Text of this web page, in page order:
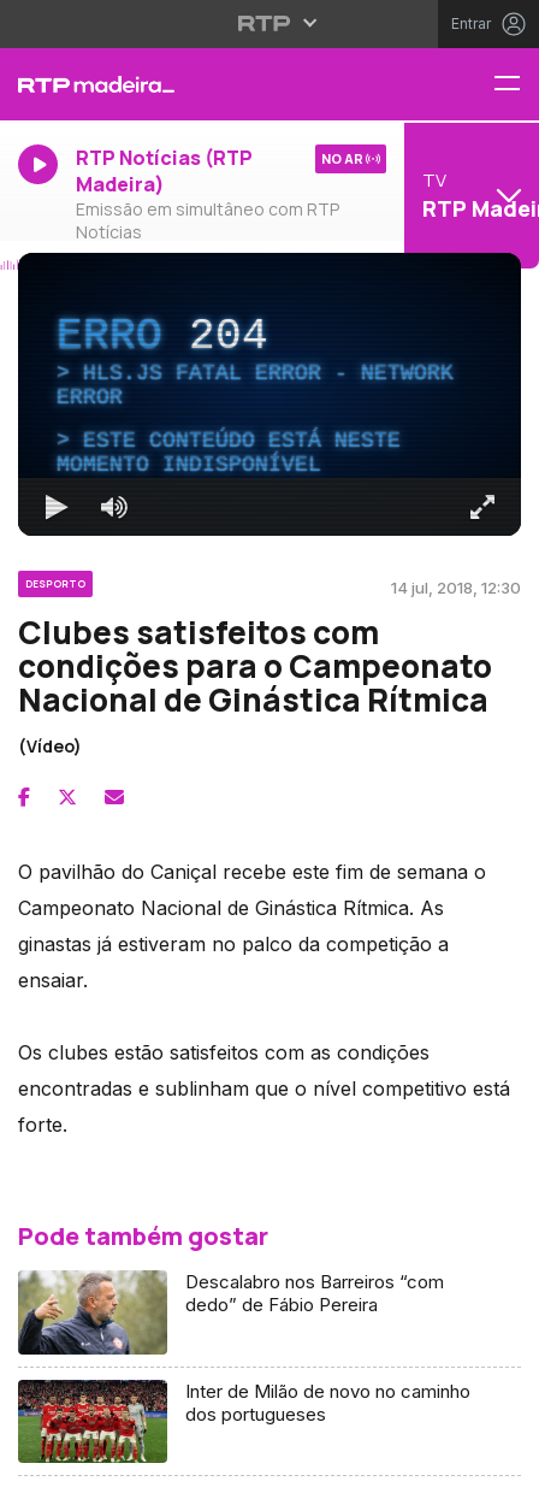
Entrar
RTP Notícias (RTP
Madeira)
Emissão em simultâneo com RTP
Notícias
NO AR
TV
RTP
ERRO204
HLS.JS FATAL ERROR - NETWORK
ERROR
ESTE CONTEÚDO ESTÁ NESTE
MOMENTO INDISPONÍVEL
DESPORTO 14 jul, 2018, 12:30
Clubes satisfeitos com
condições para o Campeonato
Nacional de Ginástica Rítmica
(Vídeo)
O pavilhão do Caniçal recebe este fim de semana o
Campeonato Nacional de Ginástica Rítmica. As
ginastas já estiveram no palco da competição a
ensaiar.
Os clubes estão satisfeitos com as condições
encontradas e sublinham que o nível competitivo está
forte.
Pode também gostar
Descalabro nos Barreiros “com
dedo” de Fábio Pereira
Inter de Milão de novo no caminho
dos portugueses